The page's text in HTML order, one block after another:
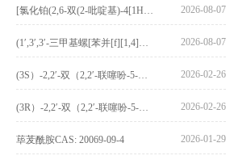
2026-08-07
2026-08-07
2026-02-26
2026-02-26
荜茇酰胺CAS: 20069-09-4 2026-01-29